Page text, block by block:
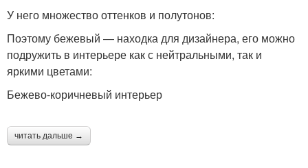
У него множество оттенков и полутонов:
Поэтому бежевый — находка для дизайнера, его можно
подружить в интерьере как с нейтральными, так и
яркими цветами:
Бежево-коричневый интерьер
читать дальше →